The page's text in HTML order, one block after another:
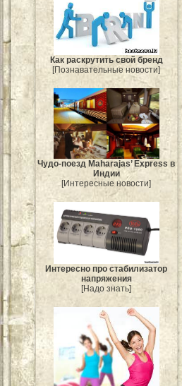
Как раскрутить свой бренд
[Познавательные новости]
Чудо-поезд Maharajas’ Express в
Индии
[Интересные новости]
Интересно про стабилизатор
напряжения
[Надо знать]